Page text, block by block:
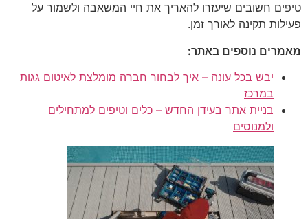
טיפים חשובים שיעזרו להאריך את חיי המשאבה ולשמור על
פעילות תקינה לאורך זמן.
מאמרים נוספים באתר:
יבש בכל עונה – איך לבחור חברה מומלצת לאיטום גגות
במרכז
בניית אתר בעידן החדש – כלים וטיפים למתחילים
ולמנוסים